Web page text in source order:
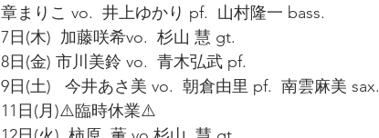
章まりこ vo.  井上ゆかり pf.  山村隆一 bass.
7日(木)  加藤咲希vo.  杉山 慧 gt.
8日(金) 市川美鈴 vo.  青木弘武 pf.
9日(土)   今井あさ美 vo.  朝倉由里 pf.  南雲麻美 sax.
11日(月)⚠️臨時休業⚠️